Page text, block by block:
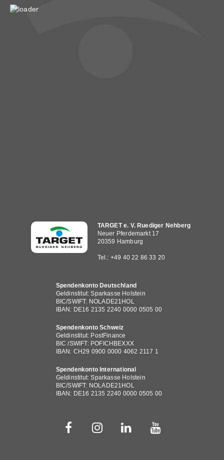
Hauptnavigation
TARGET e. V. Ruediger Nehberg
Neuer Pferdemarkt 17
20359 Hamburg
Tel.: +49 40 22 86 33 20
Spendenkonto Deutschland
Geldinstitut: Sparkasse Holstein
BIC/SWIFT: NOLADE21HOL
IBAN: DE16 2135 2240 0000 0505 00
Spendenkonto Schweiz
Geldinstitut: PostFinance
BIC /SWIFT: POFICHBEXXX
IBAN: CH29 0900 0000 4062 2117 1
Spendenkonto International
Geldinstitut: Sparkasse Holstein
BIC/SWIFT: NOLADE21HOL
IBAN: DE16 2135 2240 0000 0505 00